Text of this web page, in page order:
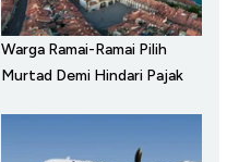
Warga Ramai-Ramai Pilih
Murtad Demi Hindari Pajak